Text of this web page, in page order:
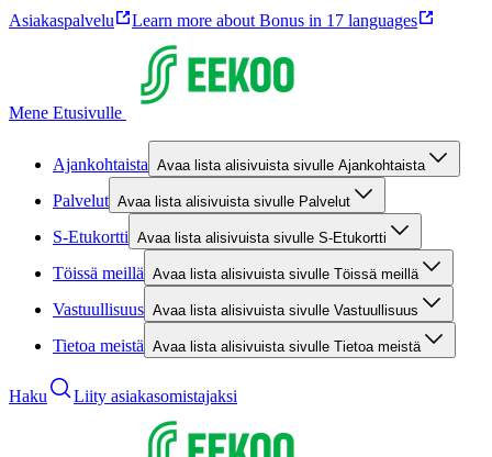
Asiakaspalvelu Learn more about Bonus in 17 languages
Mene Etusivulle
Ajankohtaista Avaa lista alisivuista sivulle Ajankohtaista
Palvelut Avaa lista alisivuista sivulle Palvelut
S-Etukortti Avaa lista alisivuista sivulle S-Etukortti
Töissä meillä Avaa lista alisivuista sivulle Töissä meillä
Vastuullisuus Avaa lista alisivuista sivulle Vastuullisuus
Tietoa meistä Avaa lista alisivuista sivulle Tietoa meistä
Haku Liity asiakasomistajaksi